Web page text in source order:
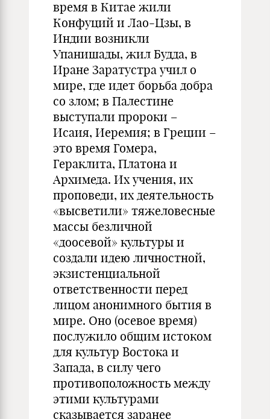
время в Китае жили
Конфуций и Лао-Цзы, в
Индии возникли
Упанишады, жил Будда, в
Иране Заратустра учил о
мире, где идет борьба добра
со злом; в Палестине
выступали пророки –
Исаия, Иеремия; в Греции –
это время Гомера,
Гераклита, Платона и
Архимеда. Их учения, их
проповеди, их деятельность
«высветили» тяжеловесные
массы безличной
«доосевой» культуры и
создали идею личностной,
экзистенциальной
ответственности перед
лицом анонимного бытия в
мире. Оно (осевое время)
послужило общим истоком
для культур Востока и
Запада, в силу чего
противоположность между
этими культурами
сказывается заранее